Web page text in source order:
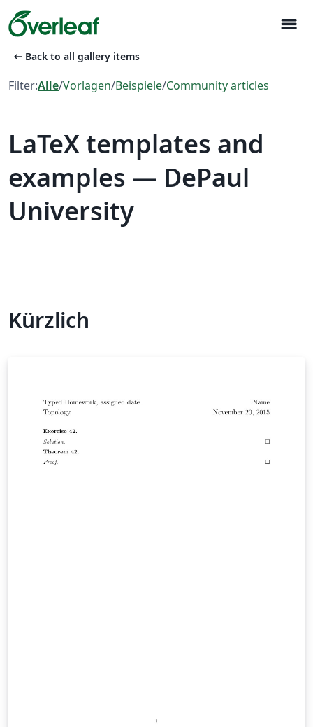
menu
arrow_left_alt Back to all gallery items
Filter:Alle/Vorlagen/Beispiele/Community articles
LaTeX templates and
examples — DePaul
University
Kürzlich